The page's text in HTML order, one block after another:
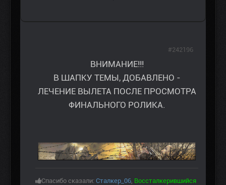
ВНИМАНИЕ!!!
В ШАПКУ ТЕМЫ, ДОБАВЛЕНО -
ЛЕЧЕНИЕ ВЫЛЕТА ПОСЛЕ ПРОСМОТРА
ФИНАЛЬНОГО РОЛИКА.
Спасибо сказали: Сталкер_06 Воссталкерившийся
#242196